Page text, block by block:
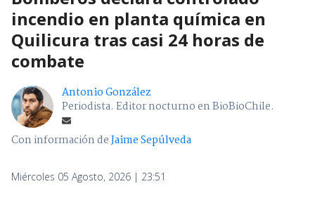
incendio en planta química en
Quilicura tras casi 24 horas de
combate
Antonio González
Periodista. Editor nocturno en BioBioChile.
Con información deJaime Sepúlveda
Miércoles 05 Agosto, 2026 | 23:51